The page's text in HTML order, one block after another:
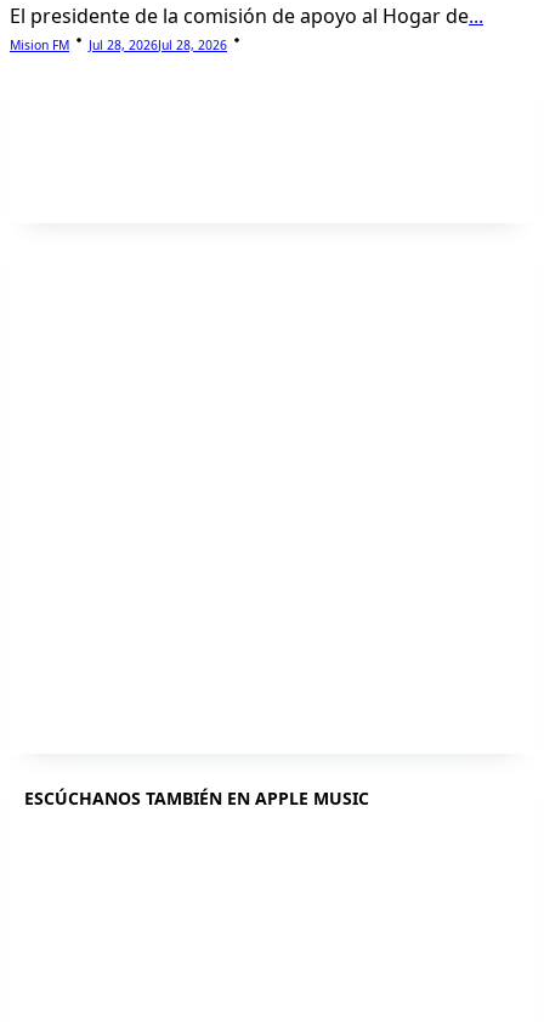
El presidente de la comisión de apoyo al Hogar de...
Mision FM Jul 28, 2026Jul 28, 2026
ESCÚCHANOS TAMBIÉN EN APPLE MUSIC